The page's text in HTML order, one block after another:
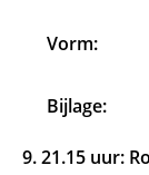
Vorm:
Bijlage:
9. 21.15 uur: